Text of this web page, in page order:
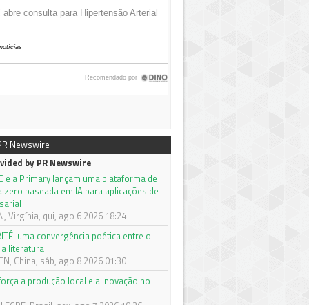
Newswire
by PR Newswire
e a Primary lançam uma plataforma de
zero baseada em IA para aplicações de
Virgínia, qui, ago 6 2026 18:24
uma convergência poética entre o
literatura
China, sáb, ago 8 2026 01:30
a produção local e a inovação no